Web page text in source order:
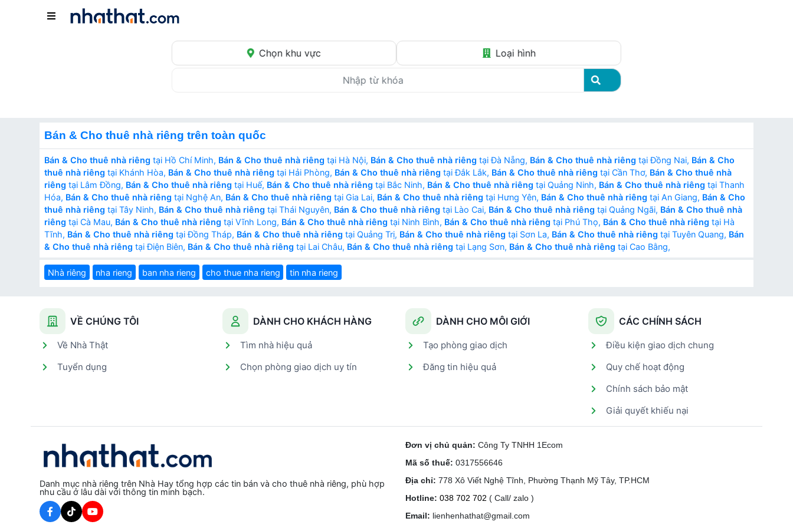
Chọn khu vực Loại hình
Bán & Cho thuê nhà riêng trên toàn quốc
Bán & Cho thuê nhà riêng tại Hồ Chí Minh, Bán & Cho thuê nhà riêng tại Hà Nội, Bán & Cho thuê nhà riêng tại Đà Nẵng, Bán & Cho thuê nhà riêng tại Đồng Nai, Bán & Cho
thuê nhà riêng tại Khánh Hòa, Bán & Cho thuê nhà riêng tại Hải Phòng, Bán & Cho thuê nhà riêng tại Đắk Lắk, Bán & Cho thuê nhà riêng tại Cần Thơ, Bán & Cho thuê nhà
riêng tại Lâm Đồng, Bán & Cho thuê nhà riêng tại Huế, Bán & Cho thuê nhà riêng tại Bắc Ninh, Bán & Cho thuê nhà riêng tại Quảng Ninh, Bán & Cho thuê nhà riêng tại Thanh
Hóa, Bán & Cho thuê nhà riêng tại Nghệ An, Bán & Cho thuê nhà riêng tại Gia Lai, Bán & Cho thuê nhà riêng tại Hưng Yên, Bán & Cho thuê nhà riêng tại An Giang, Bán & Cho
thuê nhà riêng tại Tây Ninh, Bán & Cho thuê nhà riêng tại Thái Nguyên, Bán & Cho thuê nhà riêng tại Lào Cai, Bán & Cho thuê nhà riêng tại Quảng Ngãi, Bán & Cho thuê nhà
riêng tại Cà Mau, Bán & Cho thuê nhà riêng tại Vĩnh Long, Bán & Cho thuê nhà riêng tại Ninh Bình, Bán & Cho thuê nhà riêng tại Phú Thọ, Bán & Cho thuê nhà riêng tại Hà
Tĩnh, Bán & Cho thuê nhà riêng tại Đồng Tháp, Bán & Cho thuê nhà riêng tại Quảng Trị, Bán & Cho thuê nhà riêng tại Sơn La, Bán & Cho thuê nhà riêng tại Tuyên Quang, Bán
& Cho thuê nhà riêng tại Điện Biên, Bán & Cho thuê nhà riêng tại Lai Châu, Bán & Cho thuê nhà riêng tại Lạng Sơn, Bán & Cho thuê nhà riêng tại Cao Bằng,
Nhà riêng nha rieng ban nha rieng cho thue nha rieng tin nha rieng
VỀ CHÚNG TÔI
Về Nhà Thật
Tuyển dụng
DÀNH CHO KHÁCH HÀNG
Tìm nhà hiệu quả
Chọn phòng giao dịch uy tín
DÀNH CHO MÔI GIỚI
Tạo phòng giao dịch
Đăng tin hiệu quả
CÁC CHÍNH SÁCH
Điều kiện giao dịch chung
Quy chế hoạt động
Chính sách bảo mật
Giải quyết khiếu nại
Danh mục nhà riêng trên Nhà Hay tổng hợp các tin bán và cho thuê nhà riêng, phù hợp
nhu cầu ở lâu dài với thông tin minh bạch.
Đơn vị chủ quản: Công Ty TNHH 1Ecom
Mã số thuế: 0317556646
Địa chỉ: 778 Xô Viết Nghệ Tĩnh, Phường Thạnh Mỹ Tây, TP.HCM
Hotline: 038 702 702 ( Call/ zalo )
Email: lienhenhathat@gmail.com